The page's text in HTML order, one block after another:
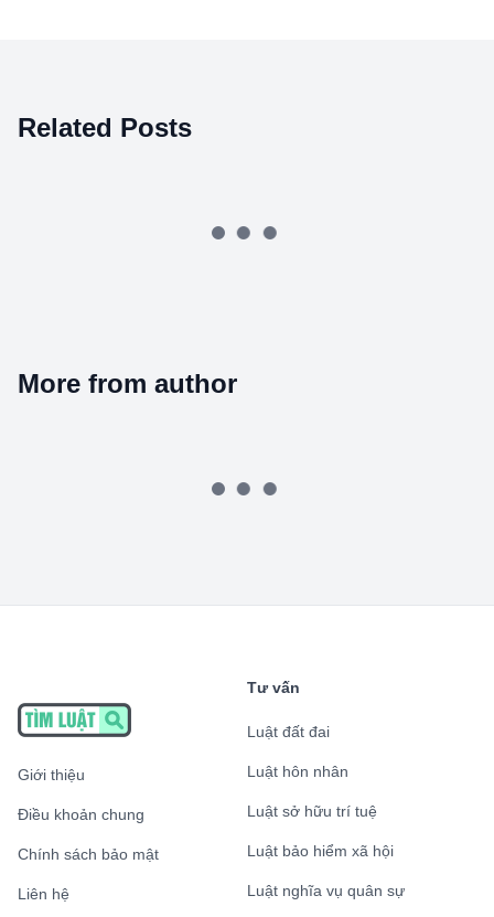
Related Posts
More from author
Giới thiệu
Điều khoản chung
Chính sách bảo mật
Liên hệ
Tư vấn
Luật đất đai
Luật hôn nhân
Luật sở hữu trí tuệ
Luật bảo hiểm xã hội
Luật nghĩa vụ quân sự